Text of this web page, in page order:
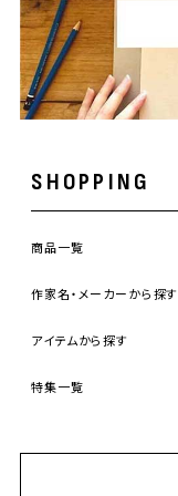
SHOPPING
商品一覧
作家名・メーカーから探す
アイテムから探す
特集一覧